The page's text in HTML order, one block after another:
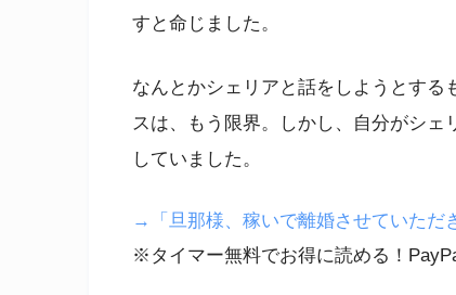
すと命じました。
なんとかシェリアと話をしようとする
スは、もう限界。しかし、自分がシ
していました。
→「旦那様、稼いで離婚させていただ
※タイマー無料でお得に読める！